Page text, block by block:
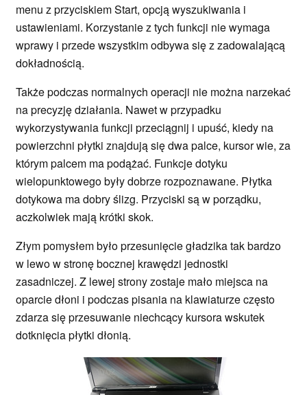
menu z przyciskiem Start, opcją wyszukiwania i
ustawieniami. Korzystanie z tych funkcji nie wymaga
wprawy i przede wszystkim odbywa się z zadowalającą
dokładnością.
Także podczas normalnych operacji nie można narzekać
na precyzję działania. Nawet w przypadku
wykorzystywania funkcji przeciągnij i upuść, kiedy na
powierzchni płytki znajdują się dwa palce, kursor wie, za
którym palcem ma podążać. Funkcje dotyku
wielopunktowego były dobrze rozpoznawane. Płytka
dotykowa ma dobry ślizg. Przyciski są w porządku,
aczkolwiek mają krótki skok.
Złym pomysłem było przesunięcie gładzika tak bardzo
w lewo w stronę bocznej krawędzi jednostki
zasadniczej. Z lewej strony zostaje mało miejsca na
oparcie dłoni i podczas pisania na klawiaturze często
zdarza się przesuwanie niechcący kursora wskutek
dotknięcia płytki dłonią.